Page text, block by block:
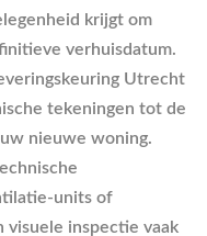
krijgt om
verhuisdatum.
Utrecht
tekeningen tot de
nieuwe woning.
units of
visuele inspectie vaak